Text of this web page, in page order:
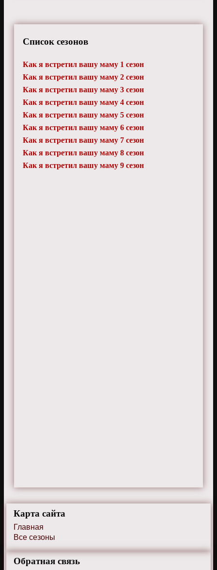
Список сезонов
Как я встретил вашу маму 1 сезон
Как я встретил вашу маму 2 сезон
Как я встретил вашу маму 3 сезон
Как я встретил вашу маму 4 сезон
Как я встретил вашу маму 5 сезон
Как я встретил вашу маму 6 сезон
Как я встретил вашу маму 7 сезон
Как я встретил вашу маму 8 сезон
Как я встретил вашу маму 9 сезон
Карта сайта
Главная
Все сезоны
Обратная связь